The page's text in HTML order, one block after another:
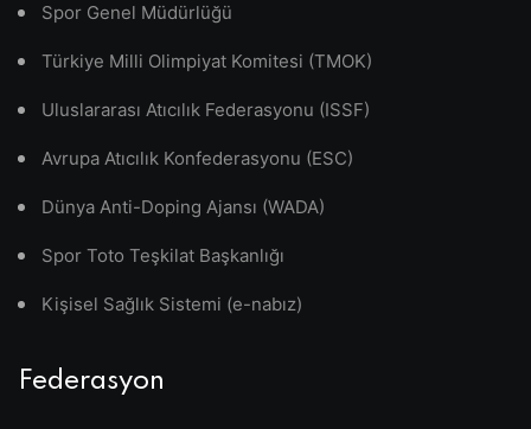
Spor Genel Müdürlüğü
Türkiye Milli Olimpiyat Komitesi (TMOK)
Uluslararası Atıcılık Federasyonu (ISSF)
Avrupa Atıcılık Konfederasyonu (ESC)
Dünya Anti-Doping Ajansı (WADA)
Spor Toto Teşkilat Başkanlığı
Kişisel Sağlık Sistemi (e-nabız)
Federasyon